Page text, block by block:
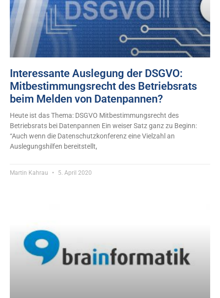
Interessante Auslegung der DSGVO:
Mitbestimmungsrecht des Betriebsrats
beim Melden von Datenpannen?
Heute ist das Thema: DSGVO Mitbestimmungsrecht des
Betriebsrats bei Datenpannen Ein weiser Satz ganz zu Beginn:
“Auch wenn die Datenschutzkonferenz eine Vielzahl an
Auslegungshilfen bereitstellt,
Martin Kahrau 5. April 2020